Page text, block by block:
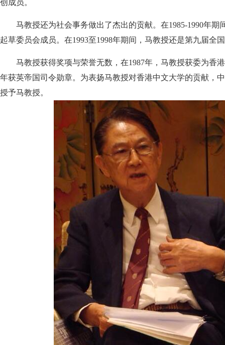
创成员。
马教授还为社会事务做出了杰出的贡献。在1985-1990年期
起草委员会成员。在1993至1998年期间，马教授还是第九届全
马教授获得奖项与荣誉无数，在1987年，马教授获委为香港
年获英帝国司令勋章。为表扬马教授对香港中文大学的贡献，
授予马教授。